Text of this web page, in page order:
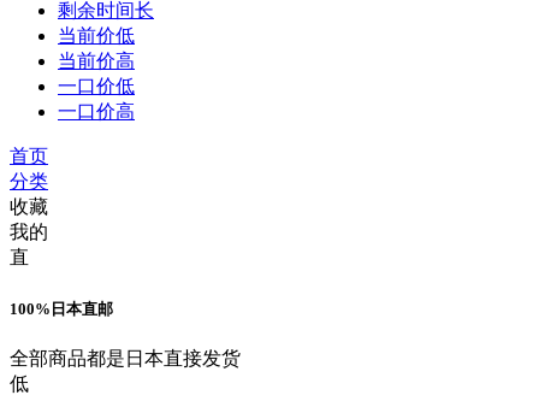
剩余时间长
当前价低
当前价高
一口价低
一口价高
首页
分类
收藏
我的
直
100%日本直邮
全部商品都是日本直接发货
低